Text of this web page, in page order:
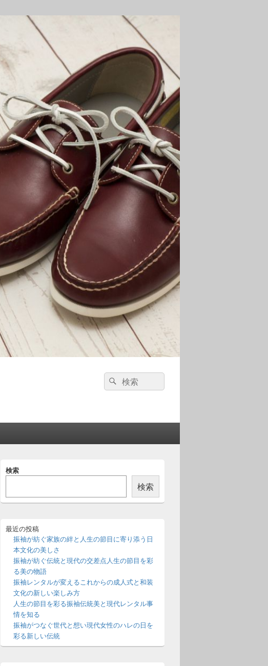
検
索:
検
索
イ
イ
ー
検索
検索
最近の投稿
振袖が紡ぐ家族の絆と人生の節目に寄り添う日
本文化の美しさ
振袖が紡ぐ伝統と現代の交差点人生の節目を彩
る美の物語
振袖レンタルが変えるこれからの成人式と和装
文化の新しい楽しみ方
人生の節目を彩る振袖伝統美と現代レンタル事
情を知る
振袖がつなぐ世代と想い現代女性のハレの日を
彩る新しい伝統